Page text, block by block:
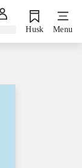
Husk Menu